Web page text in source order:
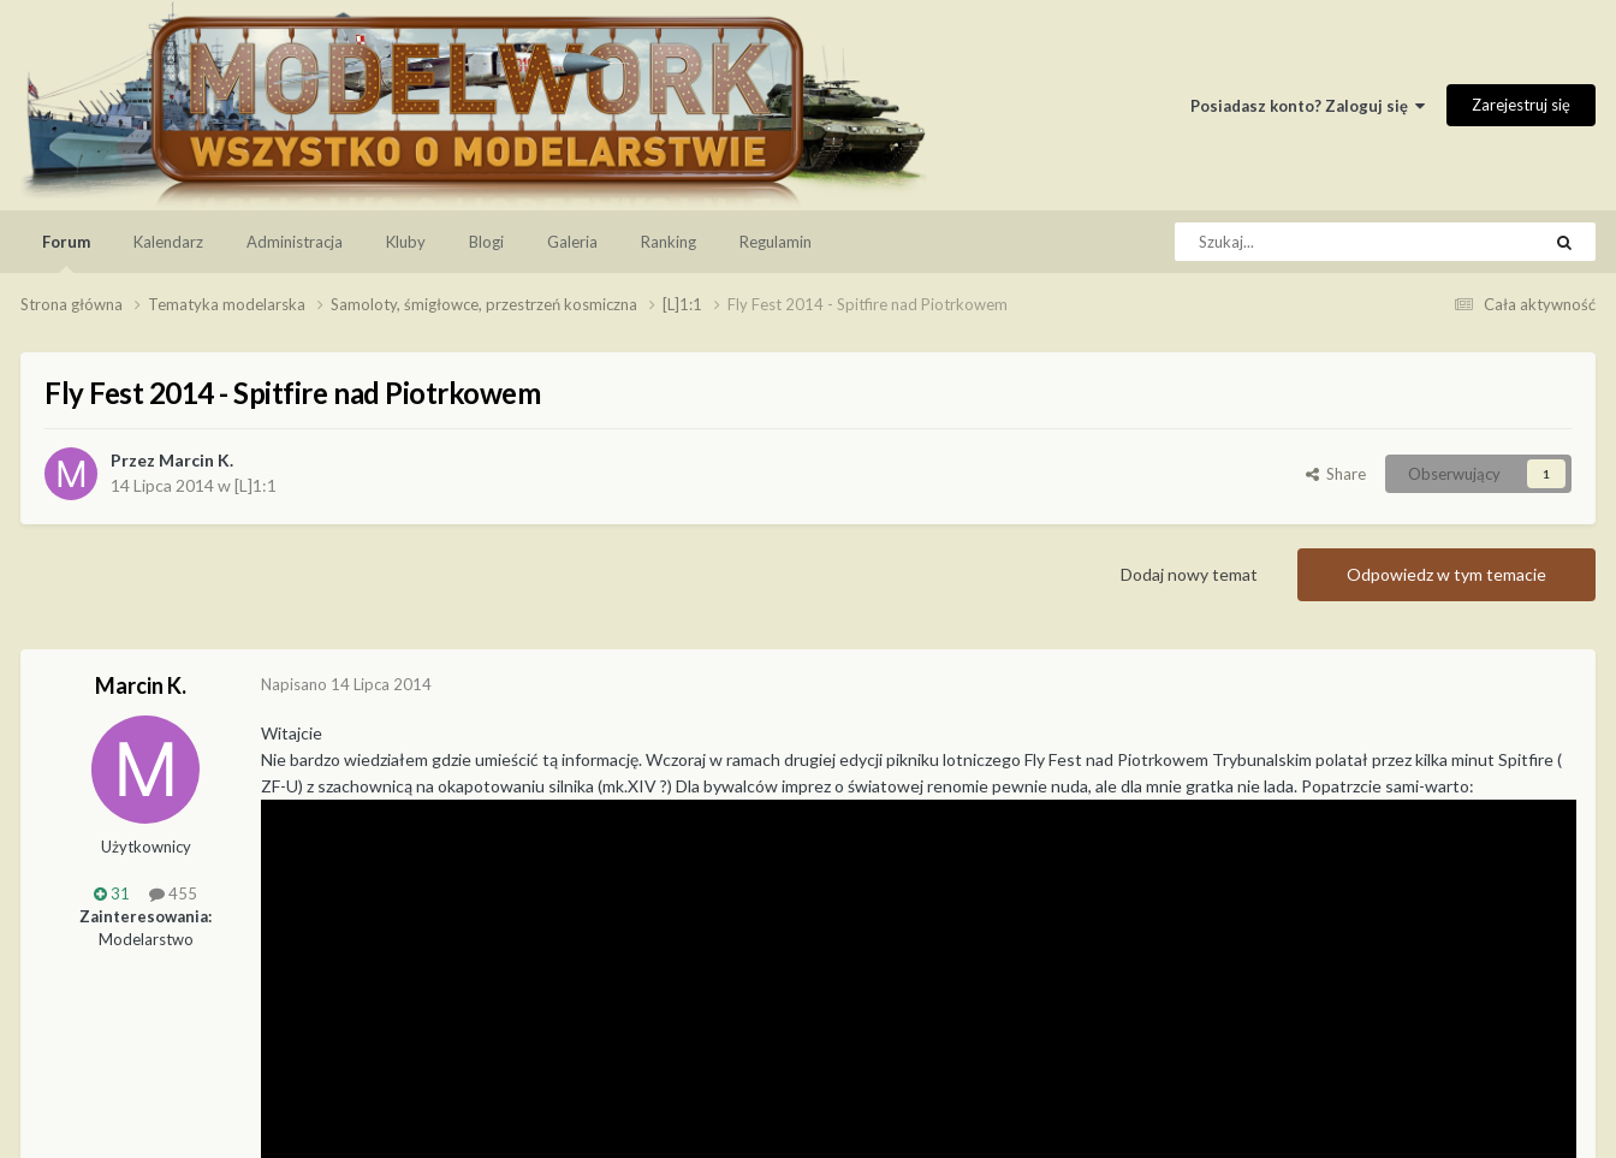
Posiadasz konto? Zaloguj się Zarejestruj się
Forum Kalendarz Administracja Kluby Blogi Galeria Ranking Regulamin
Cała aktywność
Strona główna Tematyka modelarska Samoloty, śmigłowce, przestrzeń kosmiczna [L]1:1 Fly Fest 2014 - Spitfire nad Piotrkowem
Fly Fest 2014 - Spitfire nad Piotrkowem
Przez Marcin K.
14 Lipca 2014w[L]1:1
Share Obserwujący 1
Odpowiedz w tym temacie
Dodaj nowy temat
Marcin K.
Użytkownicy
31
455
Zainteresowania:
Modelarstwo
Napisano 14 Lipca 2014
Witajcie
Nie bardzo wiedziałem gdzie umieścić tą informację. Wczoraj w ramach drugiej edycji pikniku lotniczego Fly Fest nad Piotrkowem Trybunalskim polatał przez kilka minut Spitfire (
ZF-U) z szachownicą na okapotowaniu silnika (mk.XIV ?) Dla bywalców imprez o światowej renomie pewnie nuda, ale dla mnie gratka nie lada. Popatrzcie sami-warto: